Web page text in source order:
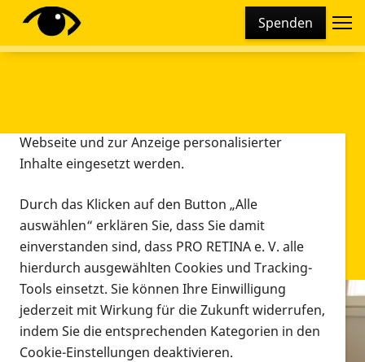
Spenden
Infomaterial
Infomaterial
Diese Webseite setzt verschiedene Cookies und
Tracking-Tools ein. Dies beinhaltet Cookies und
Webseite und zur Anzeige personalisierter
Inhalte eingesetzt werden.
Durch das Klicken auf den Button „Alle
auswählen“ erklären Sie, dass Sie damit
einverstanden sind, dass PRO RETINA e. V. alle
hierdurch ausgewählten Cookies und Tracking-
Tools einsetzt. Sie können Ihre Einwilligung
jederzeit mit Wirkung für die Zukunft widerrufen,
indem Sie die entsprechenden Kategorien in den
Cookie-Einstellungen deaktivieren.